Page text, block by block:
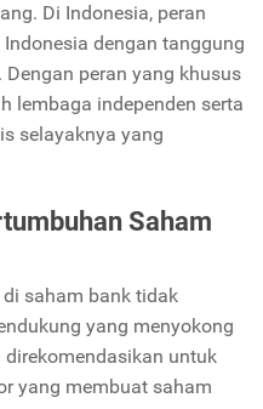
Di Indonesia, peran
dengan tanggung
peran yang khusus
lembaga independen serta
selayaknya yang
Saham
saham bank tidak
yang menyokong
untuk
yang membuat saham